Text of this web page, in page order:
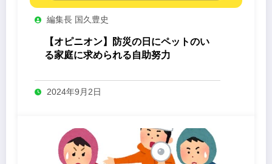
編集長 国久豊史
【オピニオン】防災の日にペットのい
る家庭に求められる自助努力
2024年9月2日